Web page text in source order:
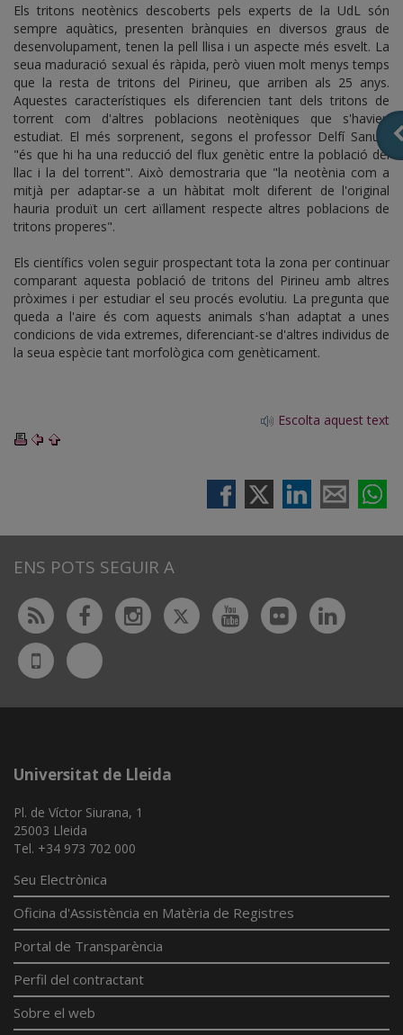
Els tritons neotènics descoberts pels experts de la UdL són
sempre aquàtics, presenten brànquies en diversos graus de
desenvolupament, tenen la pell llisa i un aspecte més esvelt. La
seua maduració sexual és ràpida, però viuen molt menys temps
que la resta de tritons del Pirineu, que arriben als 25 anys.
Aquestes característiques els diferencien tant dels tritons de
torrent com d'altres poblacions neotèniques que s'havien
estudiat. El més sorprenent, segons el professor Delfí Sanuy,
"és que hi ha una reducció del flux genètic entre la població del
llac i la del torrent". Això demostraria que "la neotènia com a
mitjà per adaptar-se a un hàbitat molt diferent de l'original
hauria produït un cert aïllament respecte altres poblacions de
tritons properes".
Els científics volen seguir prospectant tota la zona per continuar
comparant aquesta població de tritons del Pirineu amb altres
pròximes i per estudiar el seu procés evolutiu. La pregunta que
queda a l'aire és com aquests animals s'han adaptat a unes
condicions de vida extremes, diferenciant-se d'altres individus de
la seua espècie tant morfològica com genèticament.
Escolta aquest text
ENS POTS SEGUIR A
Rss FacebookInstagram
TwitterYoutubeFlickr
UdL
App
Bluesky
Universitat de Lleida
Pl. de Víctor Siurana, 1
25003 Lleida
Tel. +34 973 702 000
Seu Electrònica
Oficina d'Assistència en Matèria de Registres
Portal de Transparència
Perfil del contractant
Sobre el web